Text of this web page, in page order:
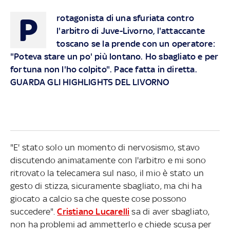
P
rotagonista di una sfuriata contro
l'arbitro di Juve-Livorno, l'attaccante
toscano se la prende con un operatore:
"Poteva stare un po' più lontano. Ho sbagliato e per
fortuna non l'ho colpito". Pace fatta in diretta.
GUARDA GLI HIGHLIGHTS DEL LIVORNO
"E' stato solo un momento di nervosismo, stavo
discutendo animatamente con l'arbitro e mi sono
ritrovato la telecamera sul naso, il mio è stato un
gesto di stizza, sicuramente sbagliato, ma chi ha
giocato a calcio sa che queste cose possono
succedere".Cristiano Lucarelli sa di aver sbagliato,
non ha problemi ad ammetterlo e chiede scusa per